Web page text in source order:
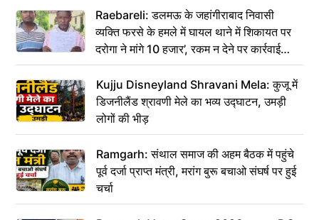
Raebareli: डलमऊ के जहांगीराबाद निवासी
व्यक्ति फरसे के हमले में घायल थाने में शिकायत पर
दरोगा ने मांगे 10 हजार’, रकम न देने पर कार्रवाई
ठंडी!
Kujju Disneyland Shravani Mela: कुजू में
डिजनीलैंड श्रावणी मेले का भव्य उद्घाटन, उमड़ी
लोगों की भीड़
Ramgarh: संथाल समाज की अहम बैठक में पहुंचे
पूर्व दर्जा प्राप्त मंत्री, मरांग बुरू बचाओ संघर्ष पर हुई
चर्चा